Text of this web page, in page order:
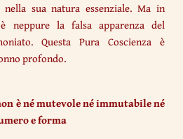
sua natura essenziale. Ma in
neppure la falsa apparenza del
Questa Pura Coscienza è
profondo.
è né mutevole né immutabile né
e forma